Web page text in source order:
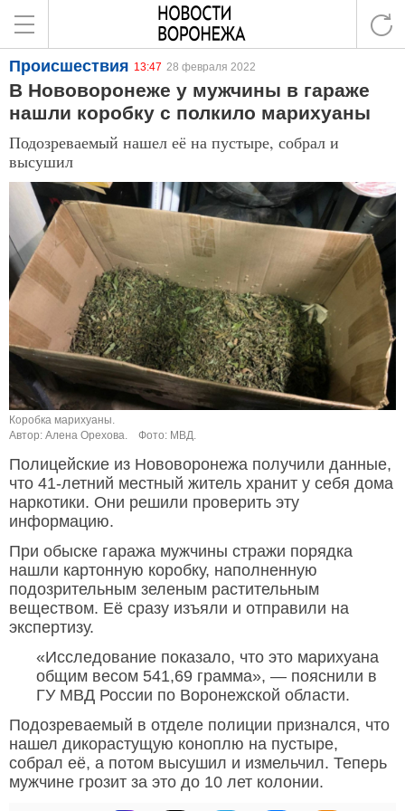
Происшествия 13:47 28 февраля 2022
В Нововоронеже у мужчины в гараже
нашли коробку с полкило марихуаны
Подозреваемый нашел её на пустыре, собрал и
высушил
Коробка марихуаны.
Автор: Алена Орехова.
Фото: МВД.
Полицейские из Нововоронежа получили данные,
что 41-летний местный житель хранит у себя дома
наркотики. Они решили проверить эту
информацию.
При обыске гаража мужчины стражи порядка
нашли картонную коробку, наполненную
подозрительным зеленым растительным
веществом. Её сразу изъяли и отправили на
экспертизу.
«Исследование показало, что это марихуана
общим весом 541,69 грамма», — пояснили в
ГУ МВД России по Воронежской области.
Подозреваемый в отделе полиции признался, что
нашел дикорастущую коноплю на пустыре,
собрал её, а потом высушил и измельчил. Теперь
мужчине грозит за это до 10 лет колонии.